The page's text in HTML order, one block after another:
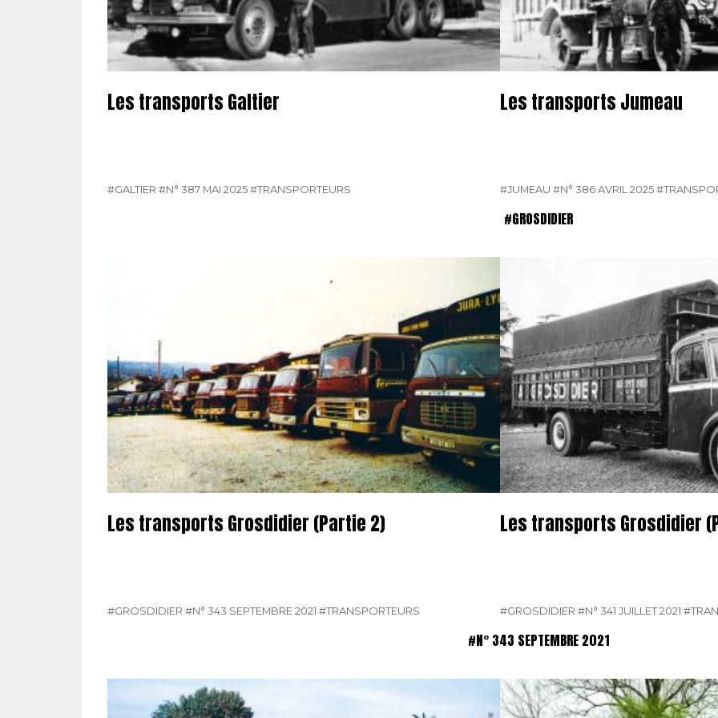
Les transports Galtier
#GALTIER #N° 387 MAI 2025#TRANSPORTEURS
Les transports Jumeau
#JUMEAU #N° 386 AVRIL 2025
#GROSDIDIER
Les transports Grosdidier (Partie 2)
#GROSDIDIER #N° 343 SEPTEMBRE 2021 #TRANSPORTEURS
Les transports Grosdidier
#GROSDIDIER #N° 341 JUILLET 2021
#N° 343 SEPTEMBRE 2021